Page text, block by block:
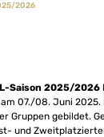
2026
Saison 2025/2026
07./08. Juni 2025.
Gruppen gebildet.
und